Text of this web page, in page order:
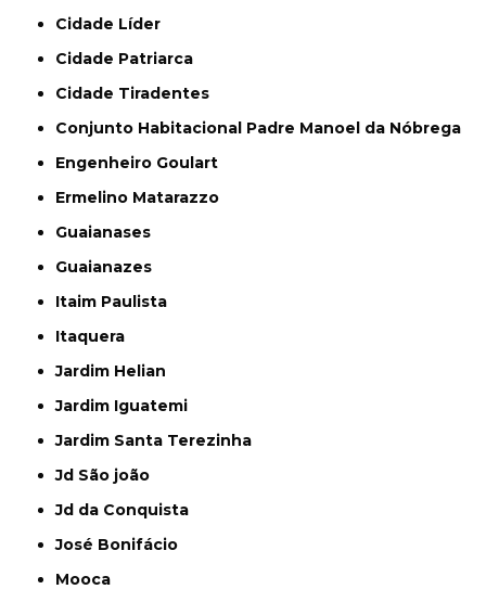
Cidade Líder
Cidade Patriarca
Cidade Tiradentes
Conjunto Habitacional Padre Manoel da Nóbrega
Engenheiro Goulart
Ermelino Matarazzo
Guaianases
Guaianazes
Itaim Paulista
Itaquera
Jardim Helian
Jardim Iguatemi
Jardim Santa Terezinha
Jd São joão
Jd da Conquista
José Bonifácio
Mooca